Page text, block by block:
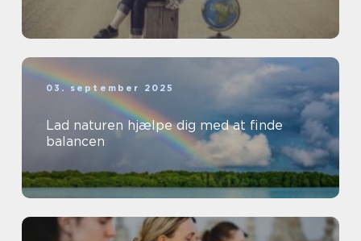
03. september 2025
Lad naturen hjælpe dig med at finde
balancen